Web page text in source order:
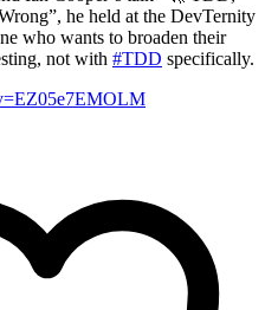
he held at the DevTernity
who wants to broaden their
not with #TDD specifically.